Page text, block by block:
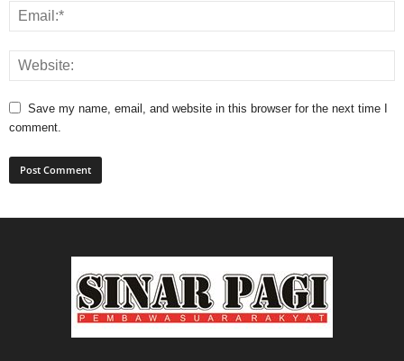
Save my name, email, and website in this browser for the next time I
comment.